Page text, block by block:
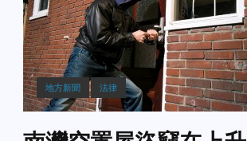
地方新聞 法律